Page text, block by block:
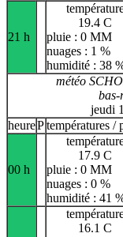
21 h
19.4 C
pluie : 0 MM
nuages : 1 %
humidité : 38
météo
bas-
jeudi
heurePtempératures /
00 h
17.9 C
pluie : 0 MM
nuages : 0 %
humidité : 41
16.1 C